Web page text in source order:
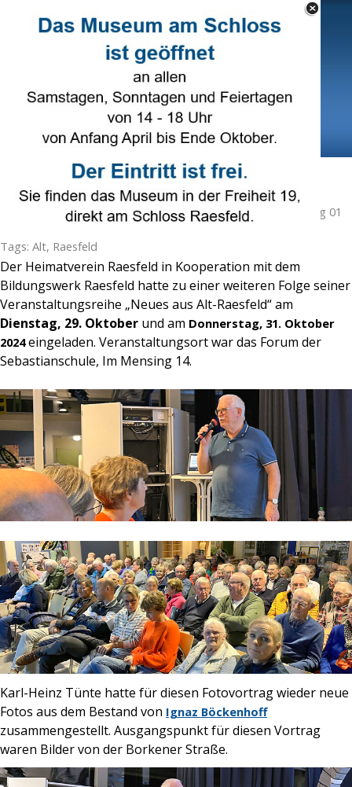
Select Language ▼
Menü überspringen
Neues aus Alt-Raesfeld
Veröffentlicht vonKarl-Heinz TünteinHeimatverein
· Freitag 01
Tags: Alt, Raesfeld
Der Heimatverein Raesfeld in Kooperation mit dem
Bildungswerk Raesfeld hatte zu einer weiteren Folge seiner
Veranstaltungsreihe „Neues aus Alt-Raesfeld“ am
Dienstag, 29. Oktober und am Donnerstag, 31. Oktober
2024eingeladen. Veranstaltungsort war das Forum der
Sebastianschule, Im Mensing 14.
Karl-Heinz Tünte hatte für diesen Fotovortrag wieder neue
Fotos aus dem Bestand von Ignaz Böckenhoff
zusammengestellt. Ausgangspunkt für diesen Vortrag
waren Bilder von der Borkener Straße.